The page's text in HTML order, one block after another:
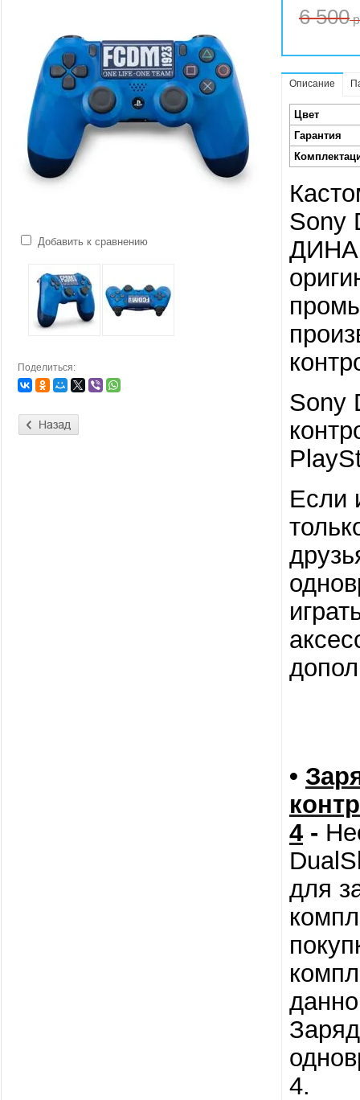
Добавить к сравнению
Поделиться:
6 500
Описание
Цвет
Гарантия
Sony
Sony
Если
•
4 -
для
4.